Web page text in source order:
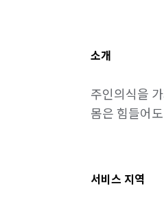
소개
주인의식을
서비스 지역